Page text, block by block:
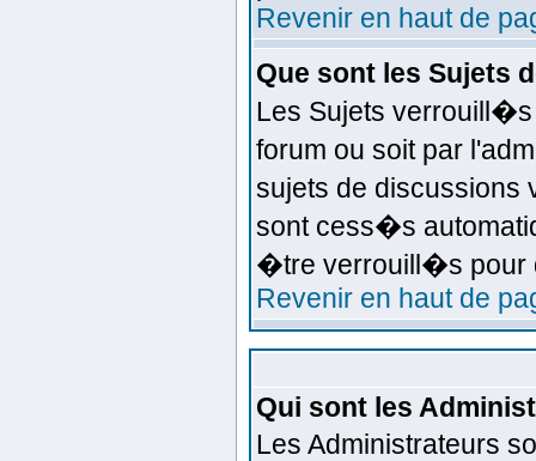
Revenir en haut de
Que sont les Sujets
Les Sujets
forum ou soit par
sujets de discussions
sont cess�s
�tre verrouill�s pour
Revenir en haut de
Qui sont les
Les Administrateurs